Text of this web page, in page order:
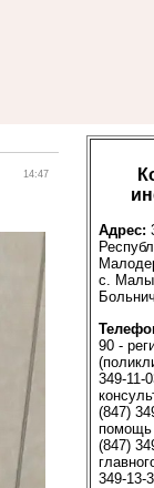
14:47
Адрес:
с.
90 -
349-11-
(847)
помощь
(847)
349-13-